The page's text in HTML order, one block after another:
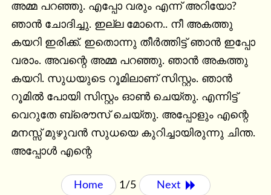
അമ്മ പറഞ്ഞു. എപ്പോ വരും എന്ന് അറിയോ?
ഞാൻ ചോദിച്ചു. ഇല്ല മോനെ.. നീ അകത്തു
കയറി ഇരിക്ക്. ഇതൊന്നു തീർത്തിട്ട് ഞാൻ ഇപ്പോ
വരാം. അവന്റെ അമ്മ പറഞ്ഞു. ഞാൻ അകത്തു
കയറി. സുധയുടെ റൂമിലാണ് സിസ്റ്റം. ഞാൻ
റൂമിൽ പോയി സിസ്റ്റം ഓണ്‍ ചെയ്തു. എന്നിട്ട്
വെറുതേ ബ്രൌസ് ചെയ്തു. അപ്പോളും എന്റെ
മനസ്സ് മുഴുവൻ സുധയെ കുറിച്ചായിരുന്നു ചിന്ത.
അപ്പോൾ എന്റെ
Home 1/5 Next